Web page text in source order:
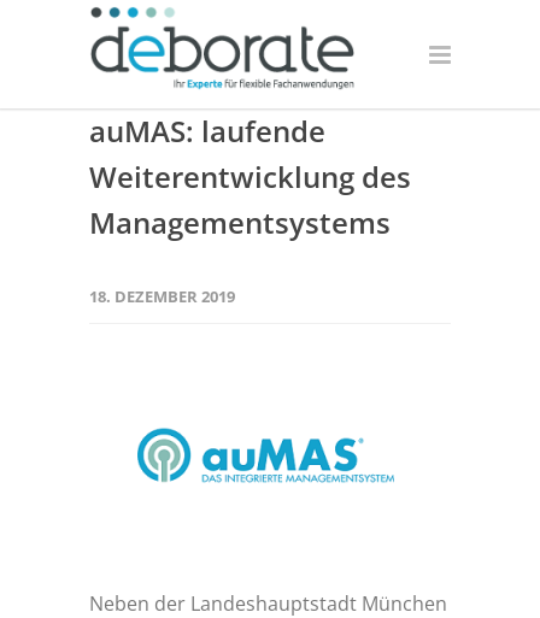
auMAS: laufende
Weiterentwicklung des
Managementsystems
18. DEZEMBER 2019
Neben der Landeshauptstadt München